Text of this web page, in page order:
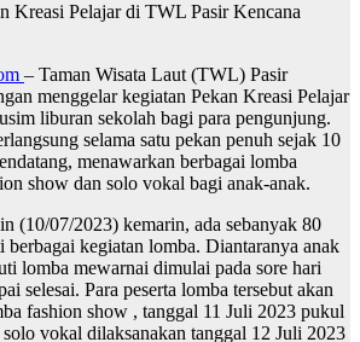
Kreasi Pelajar di TWL Pasir Kencana
– Taman Wisata Laut (TWL) Pasir
menggelar kegiatan Pekan Kreasi Pelajar
liburan sekolah bagi para pengunjung.
selama satu pekan penuh sejak 10
menawarkan berbagai lomba
show dan solo vokal bagi anak-anak.
(10/07/2023) kemarin, ada sebanyak 80
berbagai kegiatan lomba. Diantaranya anak
lomba mewarnai dimulai pada sore hari
selesai. Para peserta lomba tersebut akan
fashion show , tanggal 11 Juli 2023 pukul
vokal dilaksanakan tanggal 12 Juli 2023